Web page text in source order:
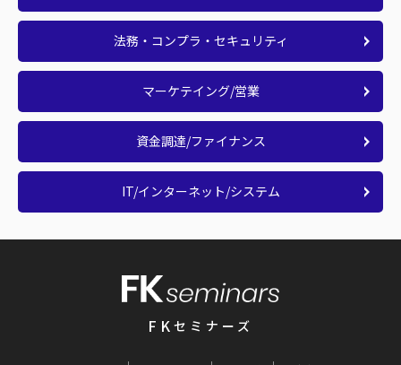
法務・コンプラ・セキュリティ
マーケテイング/営業
資金調達/ファイナンス
IT/インターネット/システム
FK セミナーズ